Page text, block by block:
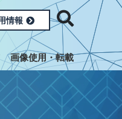
情報
画像使用・転載